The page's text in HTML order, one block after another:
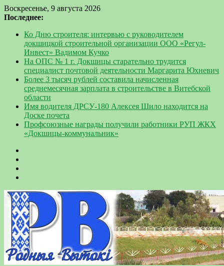
Воскресенье, 9 августа 2026
Последнее:
Ко Дню строителя: интервью с руководителем
докшицкой строительной организации ООО «Регул-
Инвест» Вадимом Кучко
На ОПС № 1 г. Докшицы старательно трудится
специалист почтовой деятельности Маргарита Юхневич
Более 3 тысяч рублей составила начисленная
среднемесячная зарплата в строительстве в Витебской
области
Имя водителя ДРСУ-180 Алексея Шило находится на
Доске почета
Профсоюзные награды получили работники РУП ЖКХ
«Докшицы-коммунальник»